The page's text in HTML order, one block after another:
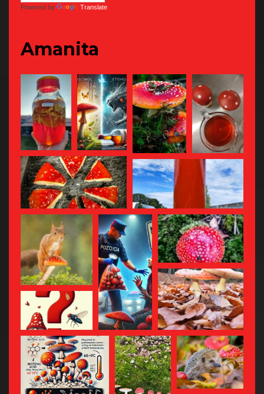
Powered by Translate
Amanita